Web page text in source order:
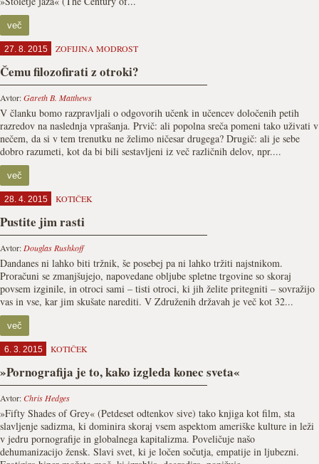
več
27. 8. 2015 ZOFIJINA MODROST
Čemu filozofirati z otroki?
Avtor:Gareth B. Matthews
V članku bomo razpravljali o odgovorih učenk in učencev določenih petih
razredov na naslednja vprašanja. Prvič: ali popolna sreča pomeni tako uživati v
nečem, da si v tem trenutku ne želimo ničesar drugega? Drugič: ali je sebe
dobro razumeti, kot da bi bili sestavljeni iz več različnih delov, npr....
več
28. 4. 2015 KOTIČEK
Pustite jim rasti
Avtor: Douglas Rushkoff
Dandanes ni lahko biti tržnik, še posebej pa ni lahko tržiti najstnikom.
Proračuni se zmanjšujejo, napovedane obljube spletne trgovine so skoraj
povsem izginile, in otroci sami – tisti otroci, ki jih želite pritegniti – sovražijo
vas in vse, kar jim skušate narediti. V Združenih državah je več kot 32...
več
6. 3. 2015 KOTIČEK
»Pornografija je to, kako izgleda konec sveta«
Avtor:Chris Hedges
»Fifty Shades of Grey« (Petdeset odtenkov sive) tako knjiga kot film, sta
slavljenje sadizma, ki dominira skoraj vsem aspektom ameriške kulture in leži
v jedru pornografije in globalnega kapitalizma. Poveličuje našo
dehumanizacijo žensk. Slavi svet, ki je ločen sočutja, empatije in ljubezni.